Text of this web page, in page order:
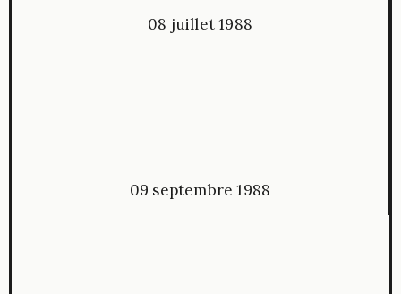
08 juillet 1988
09 septembre 1988